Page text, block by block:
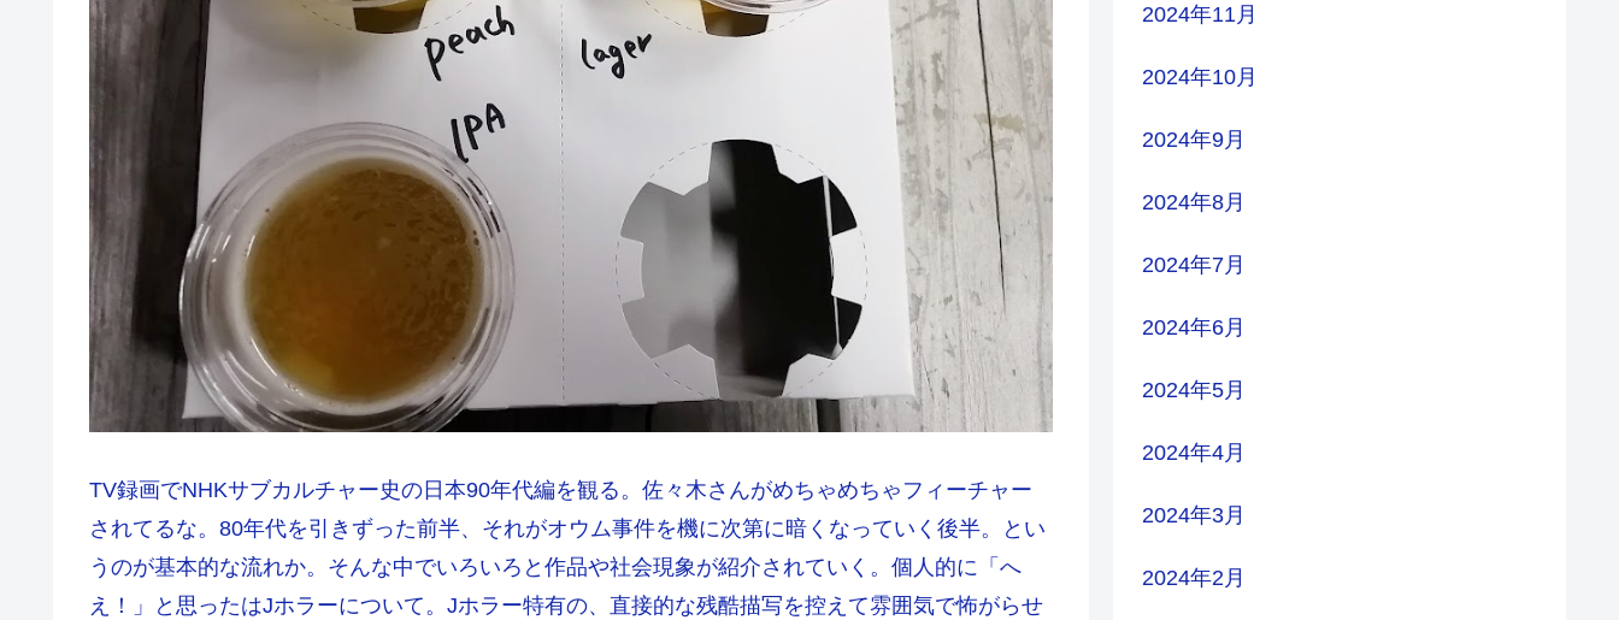
TV録画でNHKサブカルチャー史の日本90年代編を観る。佐々木さんがめちゃめちゃフィーチャー
されてるな。80年代を引きずった前半、それがオウム事件を機に次第に暗くなっていく後半。とい
うのが基本的な流れか。そんな中でいろいろと作品や社会現象が紹介されていく。個人的に「へ
え！」と思ったはJホラーについて。Jホラー特有の、直接的な残酷描写を控えて雰囲気で怖がらせ
2024年11月
2024年10月
2024年9月
2024年8月
2024年7月
2024年6月
2024年5月
2024年4月
2024年3月
2024年2月